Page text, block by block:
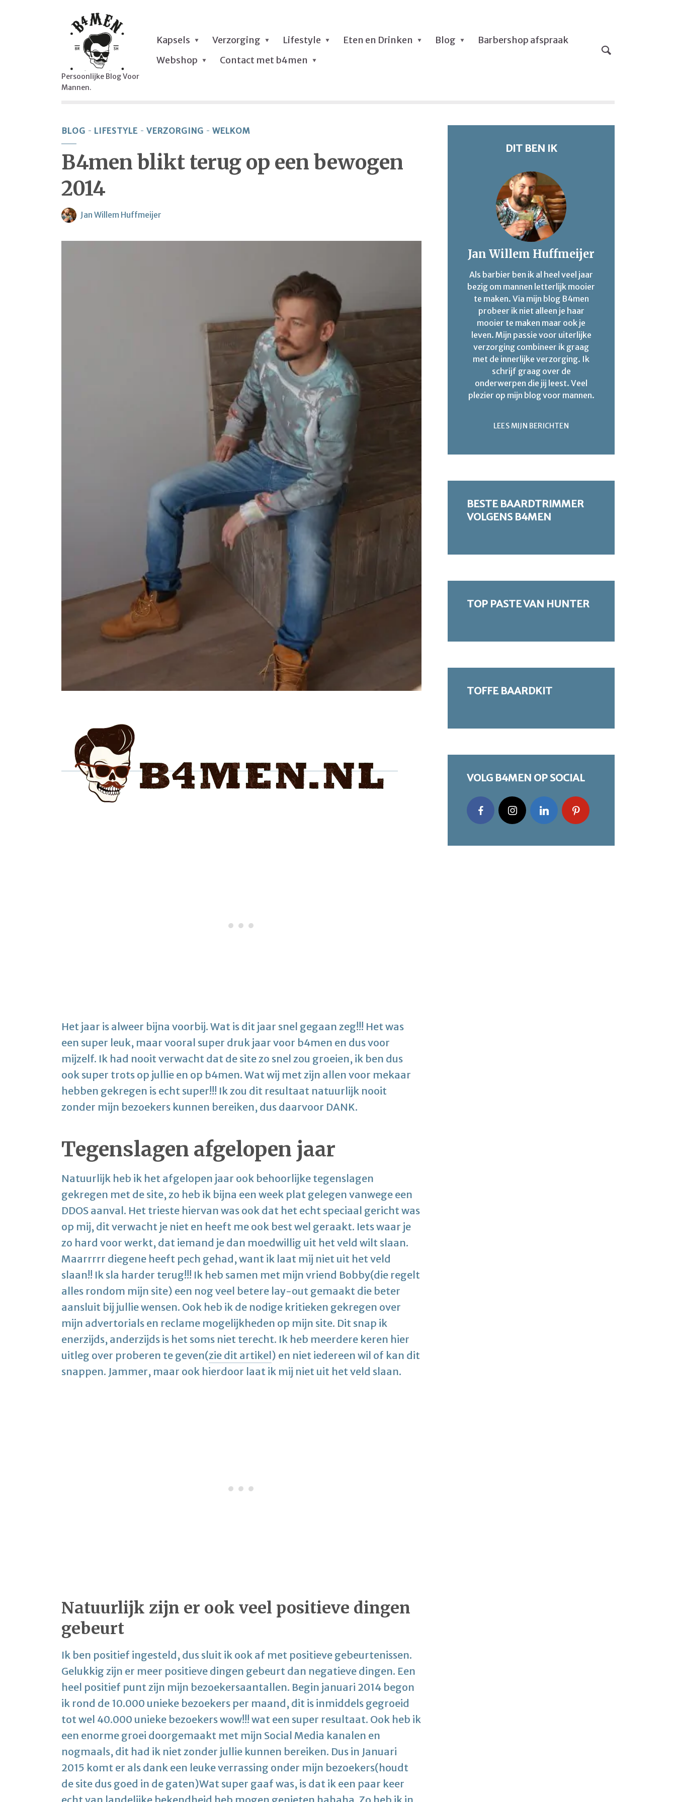
Persoonlijke Blog Voor
Mannen.
Kapsels Verzorging Lifestyle Eten en Drinken Blog
Barbershop afspraak
Webshop
Contact met b4men
BLOG LIFESTYLE VERZORGING WELKOM
B4men blikt terug op een bewogen
2014
Jan Willem Huffmeijer
Het jaar is alweer bijna voorbij. Wat is dit jaar snel gegaan zeg!!! Het was
een super leuk, maar vooral super druk jaar voor b4men en dus voor
mijzelf. Ik had nooit verwacht dat de site zo snel zou groeien, ik ben dus
ook super trots op jullie en op b4men. Wat wij met zijn allen voor mekaar
hebben gekregen is echt super!!! Ik zou dit resultaat natuurlijk nooit
zonder mijn bezoekers kunnen bereiken, dus daarvoor DANK.
Tegenslagen afgelopen jaar
Natuurlijk heb ik het afgelopen jaar ook behoorlijke tegenslagen
gekregen met de site, zo heb ik bijna een week plat gelegen vanwege een
DDOS aanval. Het trieste hiervan was ook dat het echt speciaal gericht was
op mij, dit verwacht je niet en heeft me ook best wel geraakt. Iets waar je
zo hard voor werkt, dat iemand je dan moedwillig uit het veld wilt slaan.
Maarrrrr diegene heeft pech gehad, want ik laat mij niet uit het veld
slaan!! Ik sla harder terug!!! Ik heb samen met mijn vriend Bobby(die regelt
alles rondom mijn site) een nog veel betere lay-out gemaakt die beter
aansluit bij jullie wensen. Ook heb ik de nodige kritieken gekregen over
mijn advertorials en reclame mogelijkheden op mijn site. Dit snap ik
enerzijds, anderzijds is het soms niet terecht. Ik heb meerdere keren hier
uitleg over proberen te geven(zie dit artikel) en niet iedereen wil of kan dit
snappen. Jammer, maar ook hierdoor laat ik mij niet uit het veld slaan.
Natuurlijk zijn er ook veel positieve dingen
gebeurt
Ik ben positief ingesteld, dus sluit ik ook af met positieve gebeurtenissen.
Gelukkig zijn er meer positieve dingen gebeurt dan negatieve dingen. Een
heel positief punt zijn mijn bezoekersaantallen. Begin januari 2014 begon
ik rond de 10.000 unieke bezoekers per maand, dit is inmiddels gegroeid
tot wel 40.000 unieke bezoekers wow!!! wat een super resultaat. Ook heb ik
een enorme groei doorgemaakt met mijn Social Media kanalen en
nogmaals, dit had ik niet zonder jullie kunnen bereiken. Dus in Januari
2015 komt er als dank een leuke verrassing onder mijn bezoekers(houdt
de site dus goed in de gaten)Wat super gaaf was, is dat ik een paar keer
DIT BEN IK
Jan Willem Huffmeijer
Als barbier ben ik al heel veel jaar
bezig om mannen letterlijk mooier
te maken. Via mijn blog B4men
probeer ik niet alleen je haar
mooier te maken maar ook je
leven. Mijn passie voor uiterlijke
verzorging combineer ik graag
met de innerlijke verzorging. Ik
schrijf graag over de
onderwerpen die jij leest. Veel
plezier op mijn blog voor mannen.
LEES MIJN BERICHTEN
BESTE BAARDTRIMMER
VOLGENS B4MEN
TOP PASTE VAN HUNTER
TOFFE BAARDKIT
VOLG B4MEN OP SOCIAL